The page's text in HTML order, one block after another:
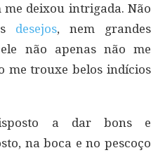
me deixou intrigada. Não
desejos, nem grandes
não apenas não me
me trouxe belos indícios
a dar bons e
na boca e no pescoço